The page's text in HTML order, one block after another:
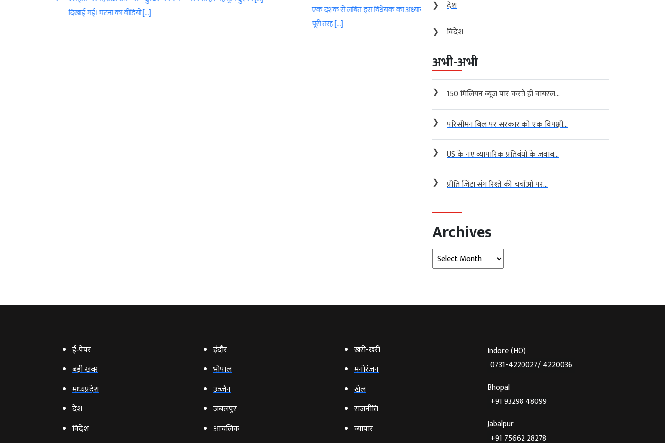
दिखाई गई। घटना का वीडियो […]
एक दशक से लंबित इस विधेयक का अध्याय
पूरी तरह […]
❯
देश
❯
विदेश
अभी-अभी
❯ 150 मिलियन व्यूज पार करते ही वायरल...
❯ परिसीमन बिल पर सरकार को एक विपक्षी...
❯ US के नए व्यापारिक प्रतिबंधों के जवाब...
❯ प्रीति जिंटा संग रिश्ते की चर्चाओं पर...
Archives
Archives
ई‑पेपर
बड़ी खबर
मध्‍यप्रदेश
देश
विदेश
इंदौर
भोपाल
उज्‍जैन
जबलपुर
आचंलिक
खरी-खरी
मनोरंजन
खेल
राजनीति
व्‍यापार
Indore (HO)
0731-4220027/ 4220036
Bhopal
+91 93298 48099
Jabalpur
+91 75662 28278